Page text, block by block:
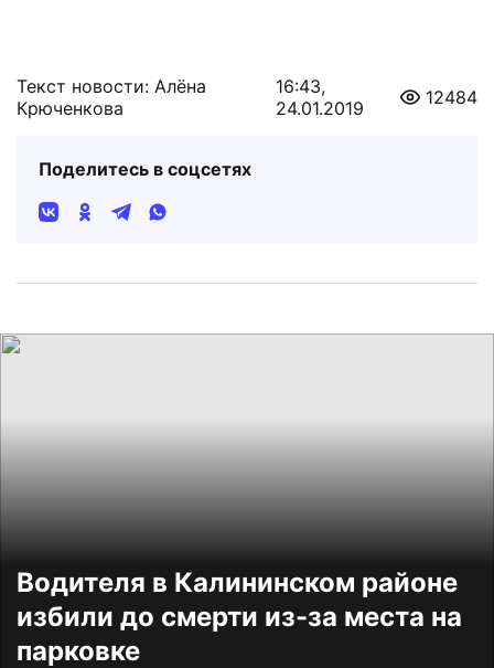
Текст новости: Алёна
Крюченкова
16:43,
24.01.2019
12484
Поделитесь в соцсетях
Водителя в Калининском районе
избили до смерти из-за места на
парковке